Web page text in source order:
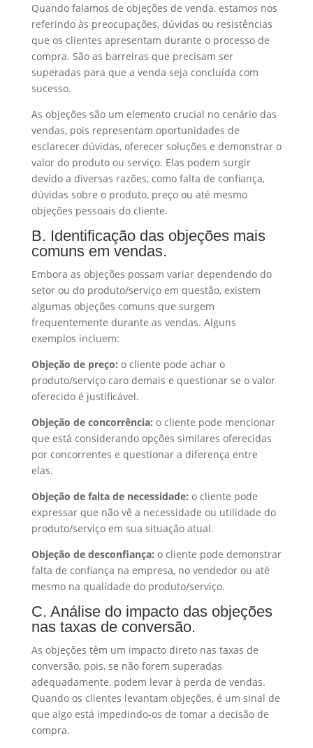
Quando falamos de objeções de venda, estamos nos
referindo às preocupações, dúvidas ou resistências
que os clientes apresentam durante o processo de
compra. São as barreiras que precisam ser
superadas para que a venda seja concluída com
sucesso.
As objeções são um elemento crucial no cenário das
vendas, pois representam oportunidades de
esclarecer dúvidas, oferecer soluções e demonstrar o
valor do produto ou serviço. Elas podem surgir
devido a diversas razões, como falta de confiança,
dúvidas sobre o produto, preço ou até mesmo
objeções pessoais do cliente.
B. Identificação das objeções mais
comuns em vendas.
Embora as objeções possam variar dependendo do
setor ou do produto/serviço em questão, existem
algumas objeções comuns que surgem
frequentemente durante as vendas. Alguns
exemplos incluem:
Objeção de preço: o cliente pode achar o
produto/serviço caro demais e questionar se o valor
oferecido é justificável.
Objeção de concorrência: o cliente pode mencionar
que está considerando opções similares oferecidas
por concorrentes e questionar a diferença entre
elas.
Objeção de falta de necessidade: o cliente pode
expressar que não vê a necessidade ou utilidade do
produto/serviço em sua situação atual.
Objeção de desconfiança: o cliente pode demonstrar
falta de confiança na empresa, no vendedor ou até
mesmo na qualidade do produto/serviço.
C. Análise do impacto das objeções
nas taxas de conversão.
As objeções têm um impacto direto nas taxas de
conversão, pois, se não forem superadas
adequadamente, podem levar à perda de vendas.
Quando os clientes levantam objeções, é um sinal de
que algo está impedindo-os de tomar a decisão de
compra.